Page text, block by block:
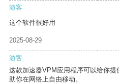
游客
这个软件很好用
2025-08-29
游客
这款加速器VPM应用程序可以给你
助你在网络上自由移动。